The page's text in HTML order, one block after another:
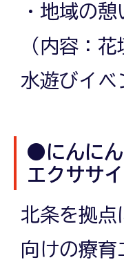
・地域の
（内容：
水遊びイベ
●にんにん
エクササ
北条を拠点
向けの療育